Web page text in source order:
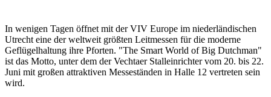
In wenigen Tagen öffnet mit der VIV Europe im niederländischen
Utrecht eine der weltweit größten Leitmessen für die moderne
Geflügelhaltung ihre Pforten. "The Smart World of Big Dutchman"
ist das Motto, unter dem der Vechtaer Stalleinrichter vom 20. bis 22.
Juni mit großen attraktiven Messeständen in Halle 12 vertreten sein
wird.